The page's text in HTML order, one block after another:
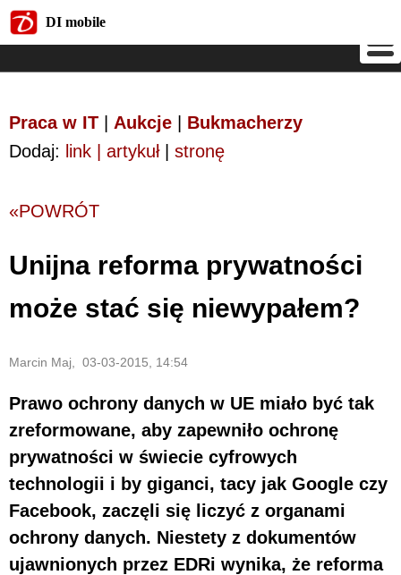
DI mobile
Praca w IT Aukcje
Bukmacherzy
Dodaj: link | artykuł| stronę
«POWRÓT
Unijna reforma prywatności
może stać się niewypałem?
Marcin Maj, 03-03-2015, 14:54
Prawo ochrony danych w UE miało być tak
zreformowane, aby zapewniło ochronę
prywatności w świecie cyfrowych
technologii i by giganci, tacy jak Google czy
Facebook, zaczęli się liczyć z organami
ochrony danych. Niestety z dokumentów
ujawnionych przez EDRi wynika, że reforma
DI mobile